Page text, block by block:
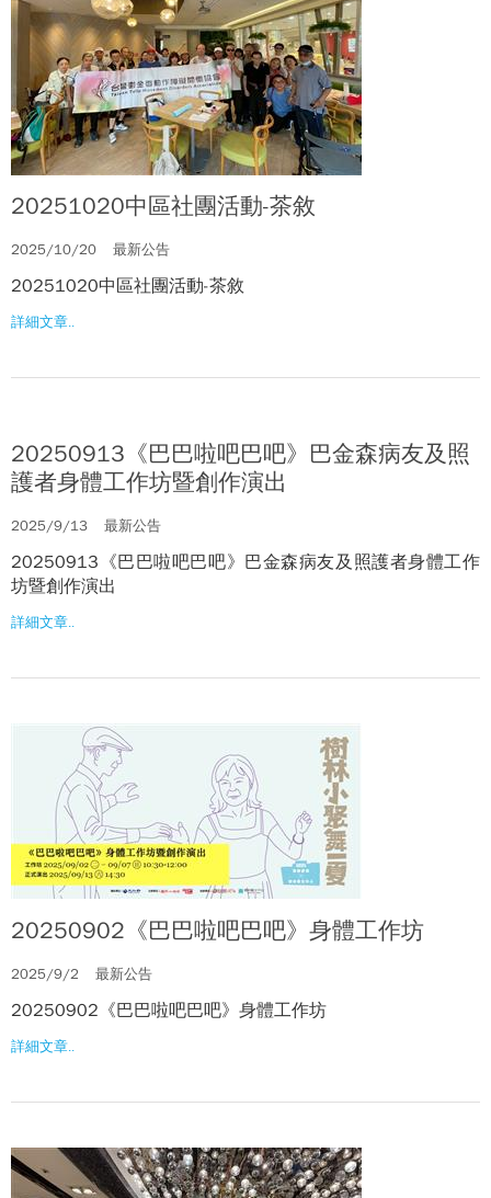
20251020中區社團活動-茶敘
2025/10/20 最新公告
20251020中區社團活動-茶敘
詳細文章..
20250913《巴巴啦吧巴吧》巴金森病友及照
護者身體工作坊暨創作演出
2025/9/13 最新公告
20250913《巴巴啦吧巴吧》巴金森病友及照護者身體工作
坊暨創作演出
詳細文章..
20250902《巴巴啦吧巴吧》身體工作坊
2025/9/2 最新公告
20250902《巴巴啦吧巴吧》身體工作坊
詳細文章..